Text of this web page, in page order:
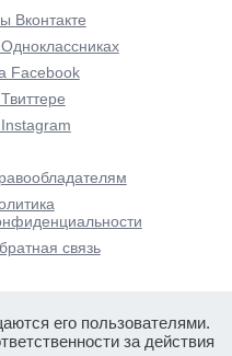
Вконтакте
Facebook
связь
его пользователями.
за действия